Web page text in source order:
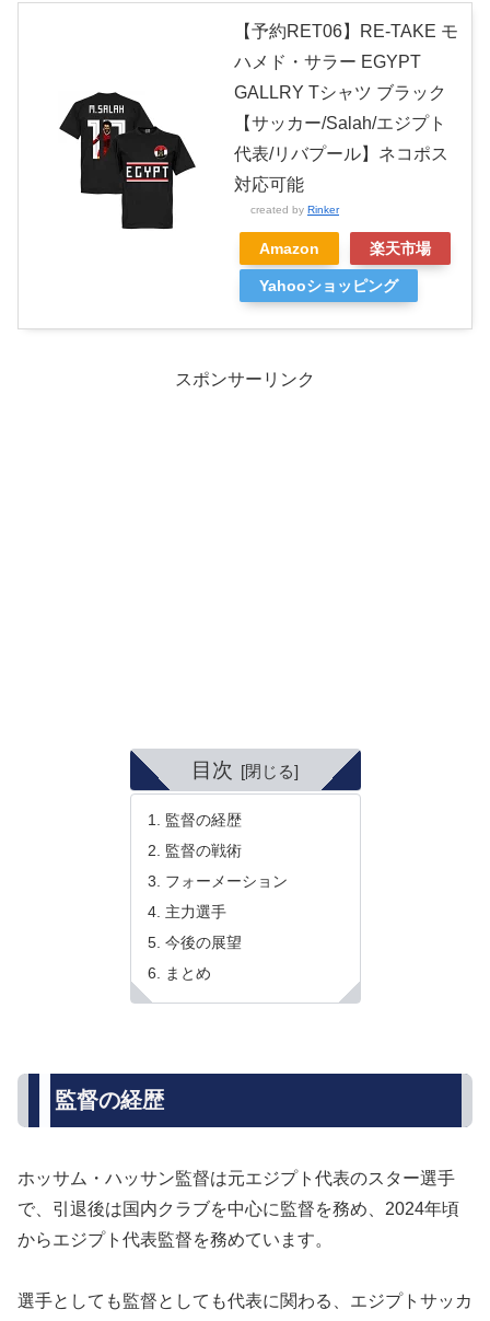
【予約RET06】RE-TAKE モ
ハメド・サラー EGYPT
GALLRY Tシャツ ブラック
【サッカー/Salah/エジプト
代表/リバプール】ネコポス
対応可能
created by Rinker
Amazon 楽天市場
Yahooショッピング
スポンサーリンク
目次
監督の経歴
監督の戦術
フォーメーション
主力選手
今後の展望
まとめ
監督の経歴
ホッサム・ハッサン監督は元エジプト代表のスター選手
で、引退後は国内クラブを中心に監督を務め、2024年頃
からエジプト代表監督を務めています。
選手としても監督としても代表に関わる、エジプトサッカ